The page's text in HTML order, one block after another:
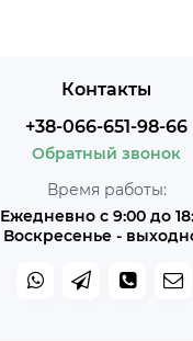
Контакты
+38-066-651-98-66
Обратный звонок
Время работы:
Ежедневно с 9:00 до
Воскресенье -